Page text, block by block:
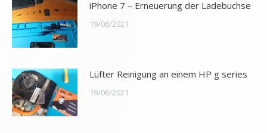
iPhone 7 – Erneuerung der Ladebuchse
19/06/2021
Lüfter Reinigung an einem HP g series
19/06/2021